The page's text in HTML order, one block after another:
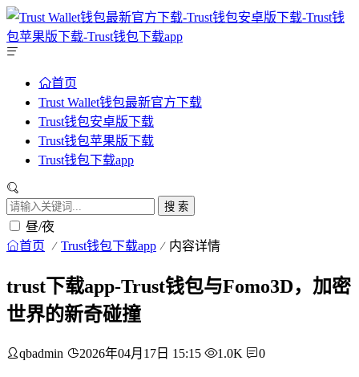
首页
Trust Wallet钱包最新官方下载
Trust钱包安卓版下载
Trust钱包苹果版下载
Trust钱包下载app
搜 索
昼/夜
首页 Trust钱包下载app 内容详情
trust下载app-Trust钱包与Fomo3D，加密
世界的新奇碰撞
qbadmin 2026年04月17日 15:15 1.0K 0